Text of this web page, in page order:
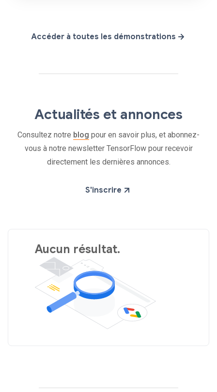
Accéder à toutes les démonstrations
Actualités et annonces
Consultez notre blog pour en savoir plus, et abonnez-
vous à notre newsletter TensorFlow pour recevoir
directement les dernières annonces.
S'inscrire
Aucun résultat.